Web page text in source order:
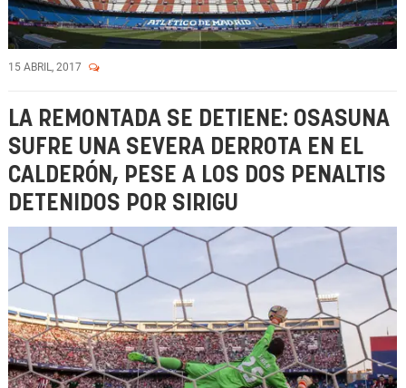
15 ABRIL, 2017
LA REMONTADA SE DETIENE: OSASUNA
SUFRE UNA SEVERA DERROTA EN EL
CALDERÓN, PESE A LOS DOS PENALTIS
DETENIDOS POR SIRIGU